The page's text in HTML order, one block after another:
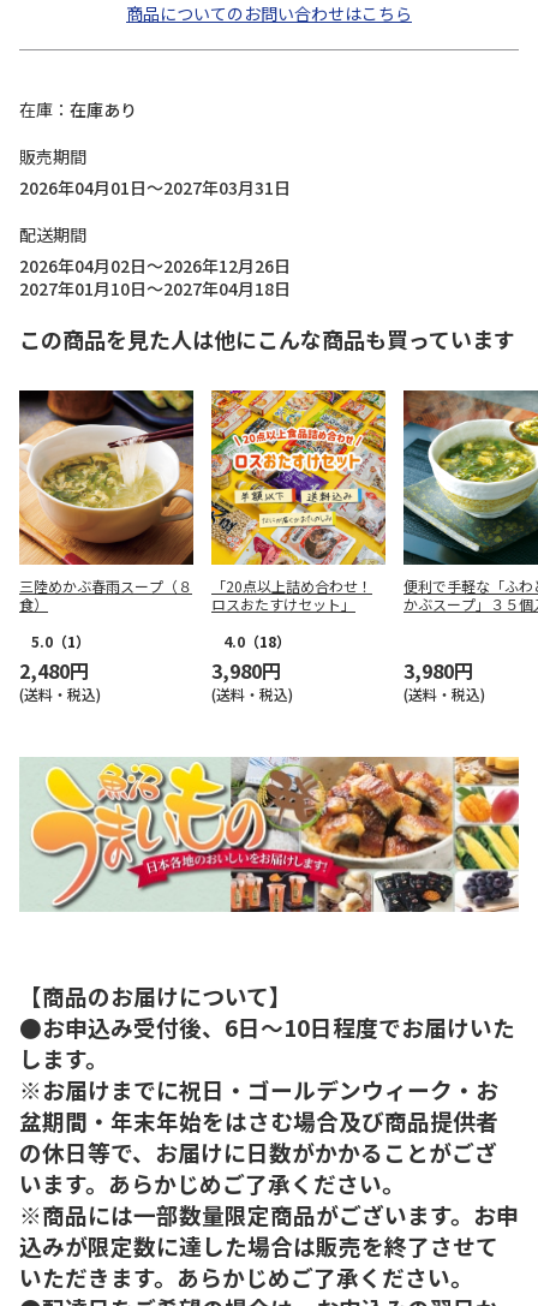
商品についてのお問い合わせはこちら
在庫
在庫あり
販売期間
2026年04月01日～2027年03月31日
配送期間
2026年04月02日～2026年12月26日
2027年01月10日～2027年04月18日
この商品を見た人は他にこんな商品も買っています
三陸めかぶ春雨スープ（８
食）
5.0 （1）
2,480円
(送料・税込)
「20点以上詰め合わせ！
ロスおたすけセット」
4.0 （18）
3,980円
(送料・税込)
便利で手軽な「ふわ
かぶスープ」３５個
3,980円
(送料・税込)
【商品のお届けについて】
●お申込み受付後、6日～10日程度でお届けいた
します。
※お届けまでに祝日・ゴールデンウィーク・お
盆期間・年末年始をはさむ場合及び商品提供者
の休日等で、お届けに日数がかかることがござ
います。あらかじめご了承ください。
※商品には一部数量限定商品がございます。お申
込みが限定数に達した場合は販売を終了させて
いただきます。あらかじめご了承ください。